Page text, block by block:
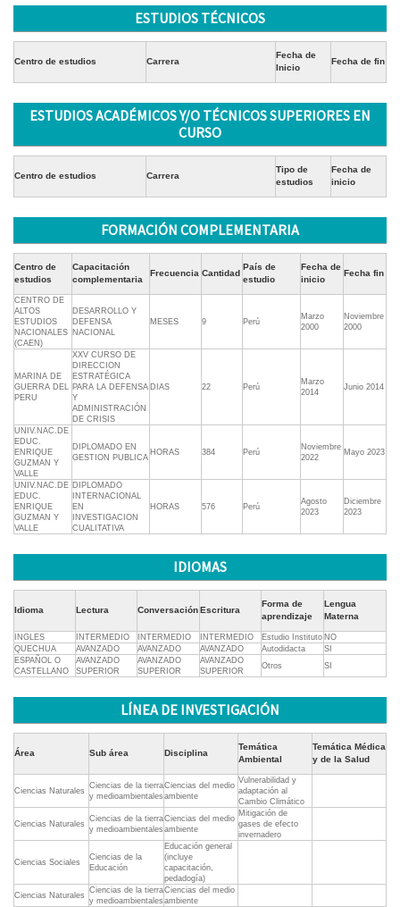
ESTUDIOS TÉCNICOS
Centro de estudios Carrera
Fecha de
Inicio
Fecha de fin
ESTUDIOS ACADÉMICOS Y/O TÉCNICOS SUPERIORES EN
CURSO
Centro de estudios Carrera
Tipo de
estudios
Fecha de
inicio
FORMACIÓN COMPLEMENTARIA
Centro de
estudios
Capacitación
complementaria
Frecuencia Cantidad
País de
estudio
Fecha de
inicio
Fecha fin
CENTRO DE
ALTOS
ESTUDIOS
NACIONALES
(CAEN)
DESARROLLO Y
DEFENSA
NACIONAL
MESES 9 Perú
Marzo
2000
Noviembre
2000
MARINA DE
GUERRA DEL
PERU
XXV CURSO DE
DIRECCION
ESTRATÉGICA
PARA LA DEFENSA
Y
ADMINISTRACIÓN
DE CRISIS
DIAS 22 Perú
Marzo
2014
Junio 2014
UNIV.NAC.DE
EDUC.
ENRIQUE
GUZMAN Y
VALLE
DIPLOMADO EN
GESTION PUBLICA
HORAS 384 Perú
Noviembre
2022
Mayo 2023
UNIV.NAC.DE
EDUC.
ENRIQUE
GUZMAN Y
VALLE
DIPLOMADO
INTERNACIONAL
EN
INVESTIGACION
CUALITATIVA
HORAS 576 Perú
Agosto
2023
Diciembre
2023
IDIOMAS
Idioma Lectura ConversaciónEscritura
Forma de
aprendizaje
Lengua
Materna
INGLES INTERMEDIO INTERMEDIO INTERMEDIO Estudio Instituto NO
QUECHUA
AVANZADO AVANZADO AVANZADO Autodidacta
SI
ESPAÑOL O
CASTELLANO
AVANZADO
SUPERIOR
AVANZADO
SUPERIOR
AVANZADO
SUPERIOR
Otros SI
LÍNEA DE INVESTIGACIÓN
Área Sub área Disciplina
Temática
Ambiental
Temática Médica
y de la Salud
Ciencias Naturales
Ciencias de la tierra
y medioambientales
Ciencias del medio
ambiente
Vulnerabilidad y
adaptación al
Cambio Climático
Ciencias Naturales
Ciencias de la tierra
y medioambientales
Ciencias del medio
ambiente
Mitigación de
gases de efecto
invernadero
Ciencias Sociales
Ciencias de la
Educación
Educación general
(incluye
capacitación,
pedadogía)
Ciencias Naturales
Ciencias de la tierra
y medioambientales
Ciencias del medio
ambiente